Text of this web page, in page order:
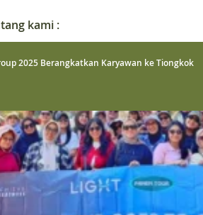
kami :
2025 Berangkatkan Karyawan ke Tiongkok